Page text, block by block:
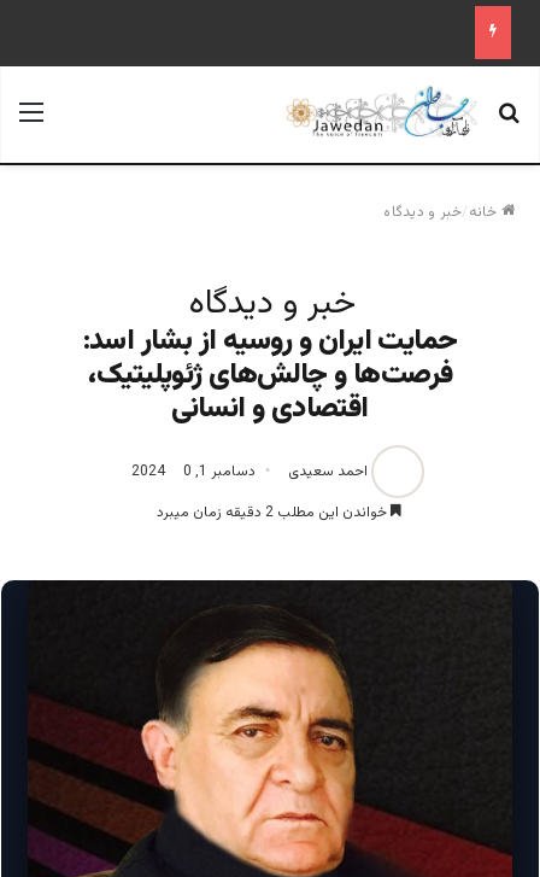
جستجو برای
خانه/خبر و دیدگاه
خبر و دیدگاه
حمایت ایران و روسیه از بشار اسد:
فرصت‌ها و چالش‌های ژئوپلیتیک،
اقتصادی و انسانی
احمد سعیدی دسامبر 1, 2024
0
خواندن این مطلب 2 دقیقه زمان میبرد